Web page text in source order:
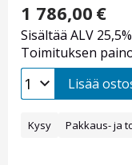
1 786,00 €
Sisältää ALV 25,5%
Toimituksen
Lisää
Kysy Pakkaus- ja